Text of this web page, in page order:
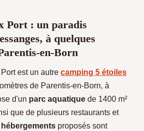
Port : un paradis
à quelques
en-Born
est un autre camping 5 étoiles
de Parentis-en-Born, à
d'un parc aquatique de 1400 m²
que de plusieurs restaurants et
hébergements proposés sont